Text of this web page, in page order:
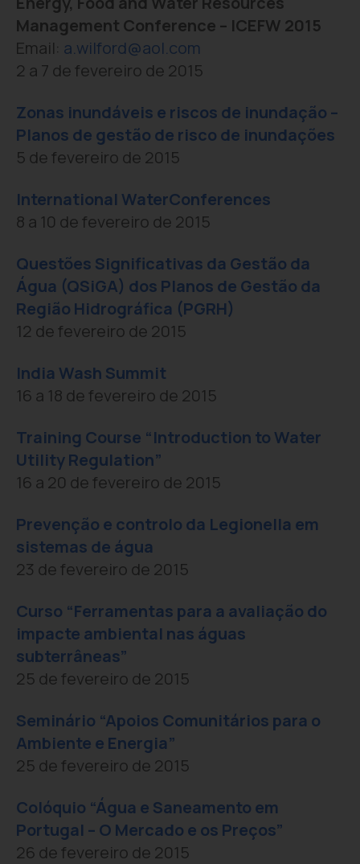
Management Conference – ICEFW 2015
Email: a.wilford@aol.com
2 a 7 de fevereiro de 2015
Zonas inundáveis e riscos de inundação –
Planos de gestão de risco de inundações
5 de fevereiro de 2015
International WaterConferences
8 a 10 de fevereiro de 2015
Questões Significativas da Gestão da
Água (QSiGA) dos Planos de Gestão da
Região Hidrográfica (PGRH)
12 de fevereiro de 2015
India Wash Summit
16 a 18 de fevereiro de 2015
Training Course “Introduction to Water
Utility Regulation”
16 a 20 de fevereiro de 2015
Prevenção e controlo da Legionella em
sistemas de água
23 de fevereiro de 2015
Curso “Ferramentas para a avaliação do
impacte ambiental nas águas
subterrâneas”
25 de fevereiro de 2015
Seminário “Apoios Comunitários para o
Ambiente e Energia”
25 de fevereiro de 2015
Colóquio “Água e Saneamento em
Portugal – O Mercado e os Preços”
26 de fevereiro de 2015